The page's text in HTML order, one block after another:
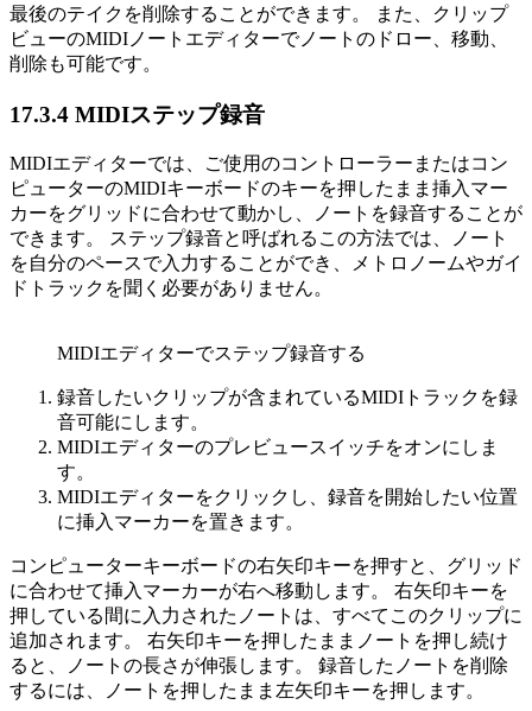
最後のテイクを削除することができます。 また、クリップ
ビューのMIDIノートエディターでノートのドロー、移動、
削除も可能です。
17.3.4 MIDIステップ録音
MIDIエディターでは、ご使用のコントローラーまたはコン
ピューターのMIDIキーボードのキーを押したまま挿入マー
カーをグリッドに合わせて動かし、ノートを録音することが
できます。 ステップ録音と呼ばれるこの方法では、ノート
を自分のペースで入力することができ、メトロノームやガイ
ドトラックを聞く必要がありません。
MIDIエディターでステップ録音する
録音したいクリップが含まれているMIDIトラックを録
音可能にします。
MIDIエディターのプレビュースイッチをオンにしま
す。
MIDIエディターをクリックし、録音を開始したい位置
に挿入マーカーを置きます。
コンピューターキーボードの右矢印キーを押すと、グリッド
に合わせて挿入マーカーが右へ移動します。 右矢印キーを
押している間に入力されたノートは、すべてこのクリップに
追加されます。 右矢印キーを押したままノートを押し続け
ると、ノートの長さが伸張します。 録音したノートを削除
するには、ノートを押したまま左矢印キーを押します。